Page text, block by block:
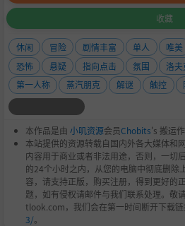
收藏
休闲 冒险 剧情丰富 单人 唯美
恐怖
悬疑 指向点击 氛围 洛
第一人称
蒸汽朋克 解谜 触控
本作品是由 小叽资源会员Chobits's 搬运
本站提供的资源转载自国内外各大媒体和
内容用于商业或者非法用途，否则，一切
的24个小时之内，从您的电脑中彻底删除
容，请支持正版，购买注册，得到更好的
题，如有侵权请邮件与我们联系处理。敬
tlook.com，我们会在第一时间断开下载链
3/。